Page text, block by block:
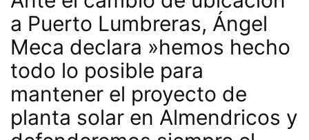
a Puerto Lumbreras, Ángel
Meca declara »hemos hecho
todo lo posible para
mantener el proyecto de
planta solar en Almendricos y